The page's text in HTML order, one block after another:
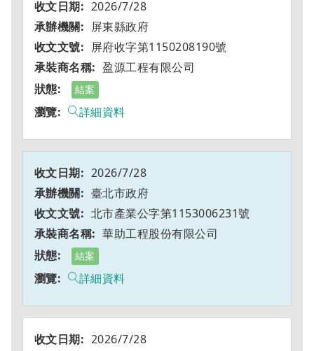
2026/7/28
屏東縣政府
屏府收字第1150208190號
盈源工程有限公司
結案
詳細資料
2026/7/28
臺北市政府
北市產業公字第1153006231號
華助工程股份有限公司
結案
詳細資料
2026/7/28